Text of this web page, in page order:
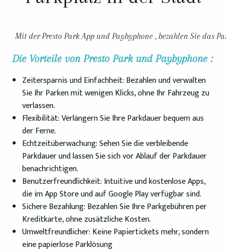
Mit der Presto Park App und Paybyphone , bezahlen Sie das
Die Vorteile von Presto Park und Paybyphone :
Zeitersparnis und Einfachheit: Bezahlen und verwalten
Sie Ihr Parken mit wenigen Klicks, ohne Ihr Fahrzeug zu
verlassen.
Flexibilität: Verlängern Sie Ihre Parkdauer bequem aus
der Ferne.
Echtzeitüberwachung: Sehen Sie die verbleibende
Parkdauer und lassen Sie sich vor Ablauf der Parkdauer
benachrichtigen.
Benutzerfreundlichkeit: Intuitive und kostenlose Apps,
die im App Store und auf Google Play verfügbar sind.
Sichere Bezahlung: Bezahlen Sie Ihre Parkgebühren per
Kreditkarte, ohne zusätzliche Kosten.
Umweltfreundlicher: Keine Papiertickets mehr, sondern
eine papierlose Parklösung